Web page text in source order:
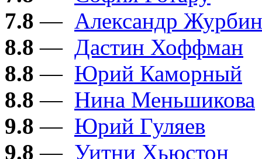
7.8 — Александр Журбин
8.8 — Дастин Хоффман
8.8 — Юрий Каморный
8.8 — Нина Меньшикова
9.8 — Юрий Гуляев
9.8 — Уитни Хьюстон